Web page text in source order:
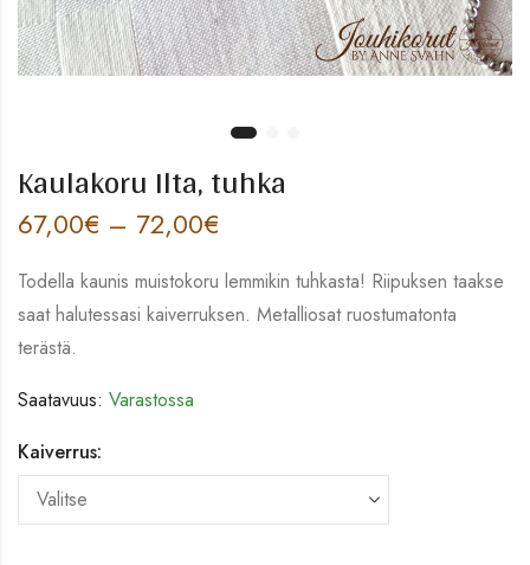
Kaulakoru Ilta, tuhka
67,00€ – 72,00€
Todella kaunis muistokoru lemmikin tuhkasta! Riipuksen taakse
saat halutessasi kaiverruksen. Metalliosat ruostumatonta
terästä.
Saatavuus: Varastossa
Kaiverrus: